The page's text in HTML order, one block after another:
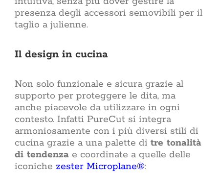
presenza degli accessori semovibili per il
taglio a julienne.
Il design in cucina
Non solo funzionale e sicura grazie al
supporto per proteggere le dita, ma
anche piacevole da utilizzare in ogni
contesto. Infatti PureCut si integra
armoniosamente con i più diversi stili di
cucina grazie a una palette di tre tonalità
di tendenza e coordinate a quelle delle
iconiche zester Microplane®: